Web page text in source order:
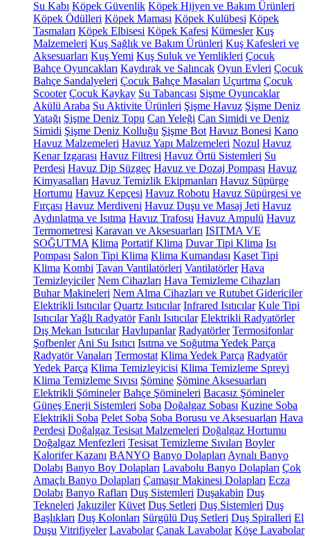
Su Kabı Köpek Güvenlik Köpek Hijyen ve Bakım Ürünleri
Köpek Ödülleri Köpek Maması Köpek Kulübesi Köpek
Tasmaları Köpek Elbisesi Köpek Kafesi Kümesler Kuş
Malzemeleri Kuş Sağlık ve Bakım Ürünleri Kuş Kafesleri ve
Aksesuarları Kuş Yemi Kuş Suluk ve Yemlikleri Çocuk
Bahçe Oyuncakları Kaydırak ve Salıncak Oyun Evleri Çocuk
Bahçe Sandalyeleri Çocuk Bahçe Masaları Uçurtma Çocuk
Scooter Çocuk Kaykay Su Tabancası Şişme Oyuncaklar
Akülü Araba Su Aktivite Ürünleri Şişme Havuz Şişme Deniz
Yatağı Şişme Deniz Topu Can Yeleği Can Simidi ve Deniz
Simidi Şişme Deniz Kolluğu Şişme Bot Havuz Bonesi Kano
Havuz Malzemeleri Havuz Yapı Malzemeleri Nozul Havuz
Kenar Izgarası Havuz Filtresi Havuz Örtü Sistemleri Su
Perdesi Havuz Dip Süzgeç Havuz ve Dozaj Pompası Havuz
Kimyasalları Havuz Temizlik Ekipmanları Havuz Süpürge
Hortumu Havuz Kepçesi Havuz Robotu Havuz Süpürgesi ve
Fırçası Havuz Merdiveni Havuz Duşu ve Masaj Jeti Havuz
Aydınlatma ve Isıtma Havuz Trafosu Havuz Ampulü Havuz
Termometresi Karavan ve Aksesuarları ISITMA VE
SOĞUTMA Klima Portatif Klima Duvar Tipi Klima Isı
Pompası Salon Tipi Klima Klima Kumandası Kaset Tipi
Klima Kombi Tavan Vantilatörleri Vantilatörler Hava
Temizleyiciler Nem Cihazları Hava Temizleme Cihazları
Buhar Makineleri Nem Alma Cihazları ve Rutubet Gidericiler
Elektrikli Isıtıcılar Quartz Isıtıcılar Infrared Isıtıcılar Kule Tipi
IsıtıcılarYağlı Radyatör Fanlı Isıtıcılar Elektrikli Radyatörler
Dış Mekan Isıtıcılar Havlupanlar Radyatörler Termosifonlar
Şofbenler Ani Su Isıtıcı Isıtma ve Soğutma Yedek Parça
Radyatör Vanaları Termostat Klima Yedek Parça Radyatör
Yedek Parça Klima Temizleyicisi Klima Temizleme Spreyi
Klima Temizleme Sıvısı Şömine Şömine Aksesuarları
Elektrikli Şömineler Bahçe Şömineleri Bacasız Şömineler
Güneş Enerji Sistemleri Soba Doğalgaz Sobası Kuzine Soba
Elektrikli Soba Pelet Soba Soba Borusu ve Aksesuarları Hava
Perdesi Doğalgaz Tesisat Malzemeleri Doğalgaz Hortumu
Doğalgaz Menfezleri Tesisat Temizleme Sıvıları Boyler
Kalorifer Kazanı BANYO Banyo Dolapları Aynalı Banyo
Dolabı Banyo Boy Dolapları Lavabolu Banyo Dolapları Çok
Amaçlı Banyo Dolapları Çamaşır Makinesi Dolapları Ecza
Dolabı Banyo Rafları Duş Sistemleri Duşakabin Duş
Tekneleri Jakuziler Küvet Duş Setleri Duş Sistemleri Duş
Başlıkları Duş Kolonları Sürgülü Duş Setleri Duş Spiralleri El
Duşu Vitrifiyeler Lavabolar Çanak Lavabolar Köşe Lavabolar